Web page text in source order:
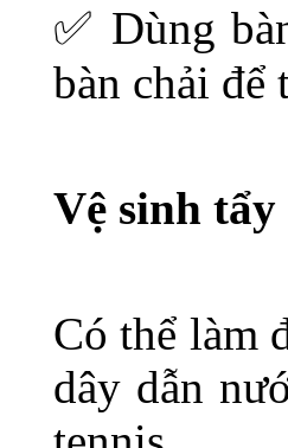
✅ Dùng
bàn chải để
Vệ sinh
Có thể làm
dây dẫn